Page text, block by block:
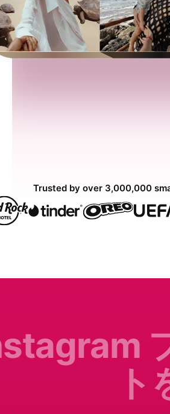
Trusted by over 3,000,000
ト